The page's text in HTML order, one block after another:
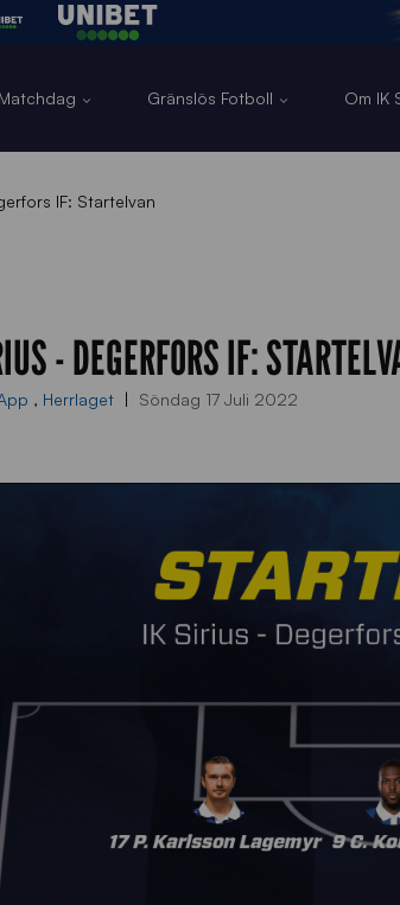
Matchdag Gränslös Fotboll Om IK
IF: Startelvan
- DEGERFORS IF:
, Herrlaget Söndag 17 Juli 2022